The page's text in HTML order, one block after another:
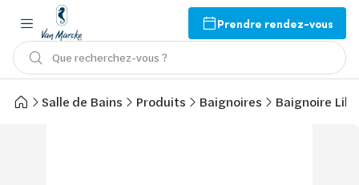
Prendre rendez-vous
Que recherchez-vous ?
Salle de Bains Produits Baignoires Baignoire